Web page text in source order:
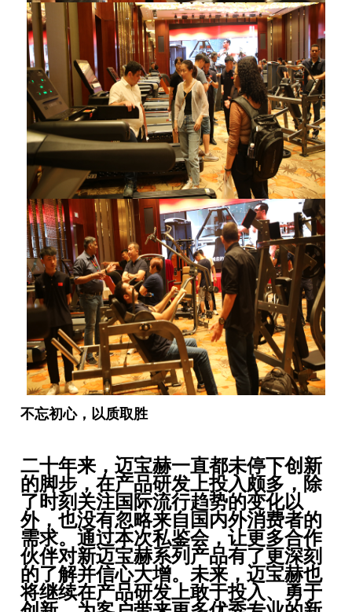
不忘初心，以质取胜
二十年来，迈宝赫一直都未停下创新
的脚步，在产品研发上投入颇多，除
了时刻关注国际流行趋势的变化以
外，也没有忽略来自国内外消费者的
需求。通过本次私鉴会，让更多合作
伙伴对新迈宝赫系列产品有了更深刻
的了解并信心大增。未来，迈宝赫也
将继续在产品研发上敢于投入、勇于